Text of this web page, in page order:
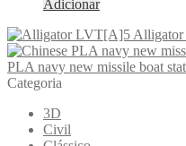
Adicionar
PLA navy new missile boat
Categoria
3D
Civil